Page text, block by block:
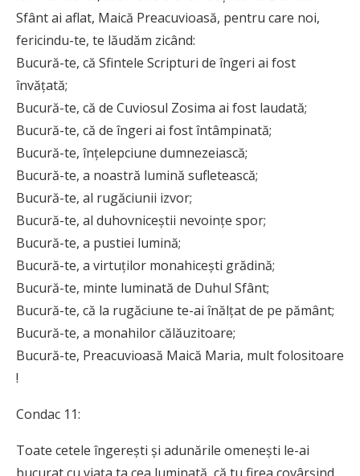
Sfânt ai aflat, Maică Preacuvioasă, pentru care noi,
fericindu-te, te lăudăm zicând:
Bucură-te, că Sfintele Scripturi de îngeri ai fost
învățată;
Bucură-te, că de Cuviosul Zosima ai fost laudată;
Bucură-te, că de îngeri ai fost întâmpinată;
Bucură-te, înțelepciune dumnezeiască;
Bucură-te, a noastră lumină sufletească;
Bucură-te, al rugăciunii izvor;
Bucură-te, al duhovniceștii nevoințe spor;
Bucură-te, a pustiei lumină;
Bucură-te, a virtuților monahicești grădină;
Bucură-te, minte luminată de Duhul Sfânt;
Bucură-te, că la rugăciune te-ai înălțat de pe pământ;
Bucură-te, a monahilor călăuzitoare;
Bucură-te, Preacuvioasă Maică Maria, mult folositoare
!
Condac 11:
Toate cetele îngerești și adunările omenești le-ai